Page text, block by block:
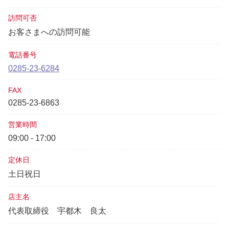
訪問可否
お客さまへの訪問可能
電話番号
0285-23-6284
FAX
0285-23-6863
営業時間
09:00 - 17:00
定休日
土日祝日
店主名
代表取締役 宇都木 良太